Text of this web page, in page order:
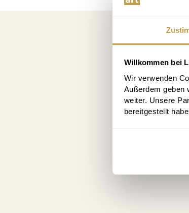
Willkommen bei
Wir verwenden
Außerdem geben
weiter. Unsere
bereitgestellt